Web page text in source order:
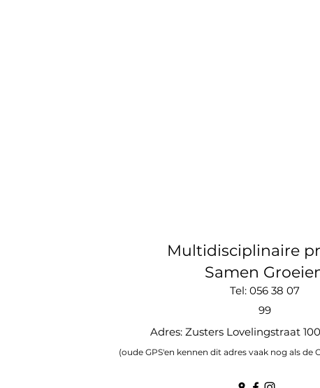
Multidisciplinaire
Samen
Tel: 056 38 07
99
Adres: Zusters Lovelingstraat
(oude GPS'en kennen dit adres vaak nog als de